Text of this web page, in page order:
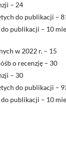
– 24
do publikacji –
do publikacji – 10
w 2022 r. – 15
o recenzję – 30
– 30
do publikacji –
do publikacji – 10